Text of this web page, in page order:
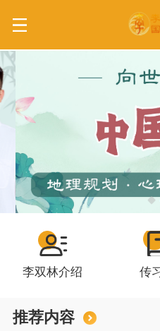
李双林介绍 传
推荐内容